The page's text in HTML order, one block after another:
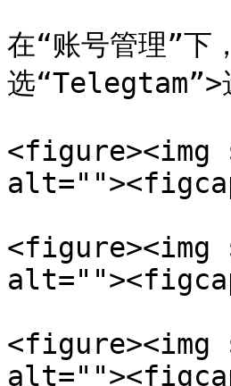
在“账号管理”下
选“Telegtam”>
<figure><img
<figure><img
<figure><img